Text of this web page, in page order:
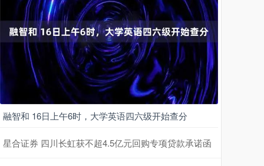
融智和 16日上午6时，大学英语四六级开始查分
星合证券 四川长虹获不超4.5亿元回购专项贷款承诺函